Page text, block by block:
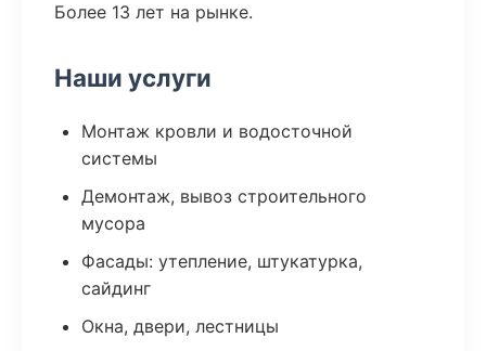
Более 13 лет на рынке.
Наши услуги
Монтаж кровли и водосточной
системы
Демонтаж, вывоз строительного
мусора
Фасады: утепление, штукатурка,
сайдинг
Окна, двери, лестницы